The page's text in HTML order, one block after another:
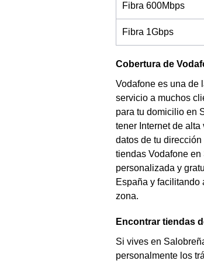
Fibra 600Mbps
Fibra 1Gbps
Cobertura de
Vodafone es una de
servicio a muchos
para tu domicilio en
tener Internet de
datos de tu
tiendas Vodafone
personalizada y
España y facilitando
zona.
Encontrar tiendas
Si vives en
personalmente los